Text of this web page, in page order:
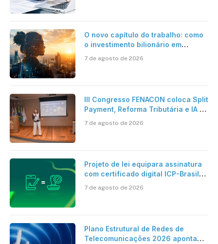
O novo capítulo do trabalho: como
o investimento bilionário em
pesquisa científica revela a
verdadeira era da inteligência
7 de agosto de 2026
III Congresso FENACON coloca Split
Payment, Reforma Tributária e IA no
7 de agosto de 2026
Projeto de lei equipara assinatura
com certificado digital ICP-Brasil
cartório
7 de agosto de 2026
Plano Estrutural de Redes de
Telecomunicações 2026 aponta